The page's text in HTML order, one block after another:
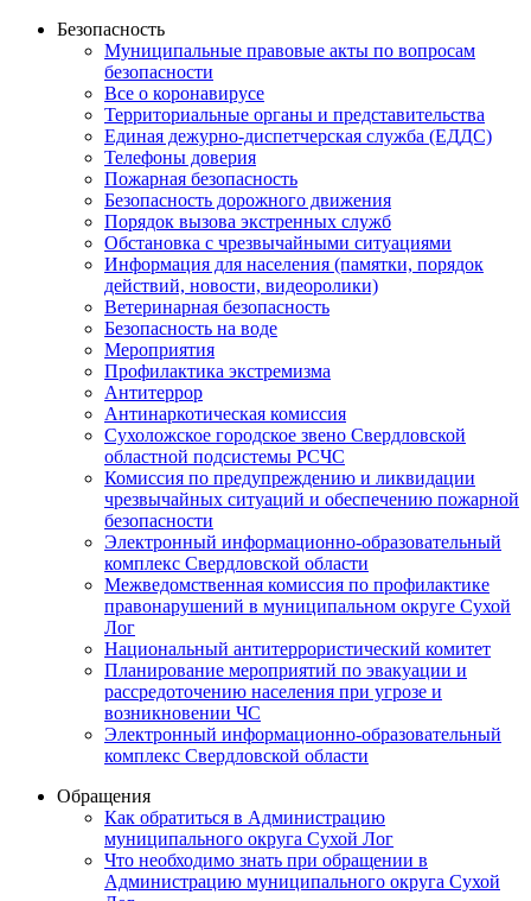
Безопасность
Муниципальные правовые акты по вопросам
безопасности
Все о коронавирусе
Территориальные органы и представительства
Единая дежурно-диспетчерская служба (ЕДДС)
Телефоны доверия
Пожарная безопасность
Безопасность дорожного движения
Порядок вызова экстренных служб
Обстановка с чрезвычайными ситуациями
Информация для населения (памятки, порядок
действий, новости, видеоролики)
Ветеринарная безопасность
Безопасность на воде
Мероприятия
Профилактика экстремизма
Антитеррор
Антинаркотическая комиссия
Сухоложское городское звено Свердловской
областной подсистемы РСЧС
Комиссия по предупреждению и ликвидации
чрезвычайных ситуаций и обеспечению пожарной
безопасности
Электронный информационно-образовательный
комплекс Cвердловской области
Межведомственная комиссия по профилактике
правонарушений в муниципальном округе Сухой
Лог
Национальный антитеррористический комитет
Планирование мероприятий по эвакуации и
рассредоточению населения при угрозе и
возникновении ЧС
Электронный информационно-образовательный
комплекс Свердловской области
Обращения
Как обратиться в Администрацию
муниципального округа Сухой Лог
Что необходимо знать при обращении в
Администрацию муниципального округа Сухой